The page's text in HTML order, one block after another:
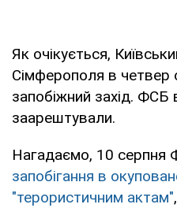
Як очікується,
Сімферополя в четвер
запобіжний захід.
заарештували.
Нагадаємо, 10 серпня
запобігання в
"терористичним актам"